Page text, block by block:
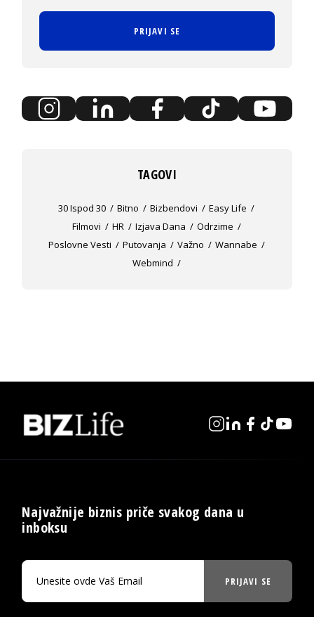
PRIJAVI SE
TAGOVI
30 Ispod 30 Bitno Bizbendovi
Easy Life
Filmovi
HR Izjava Dana
Odrzime
Poslovne Vesti
Putovanja Važno
Wannabe
Webmind
Najvažnije biznis priče svakog dana u
inboksu
PRIJAVI SE